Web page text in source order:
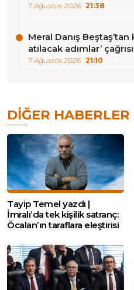
7 Ağustos 2026 21:38
Meral Danış
atılacak adımlar’ çağrısı
7 Ağustos 2026 21:10
DIĞER HABERLER
Tayip Temel yazdı |
İmralı’da tek kişilik satranç:
Öcalan’ın taraflara eleştirisi